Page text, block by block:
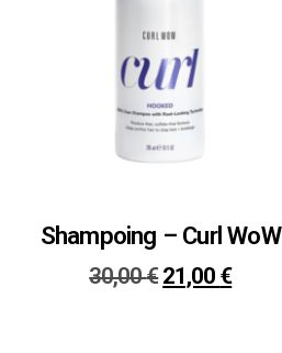
Shampoing – Curl WoW
30,00€21,00 €